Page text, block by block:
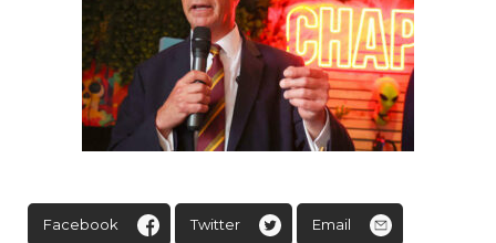
Facebook Twitter Email